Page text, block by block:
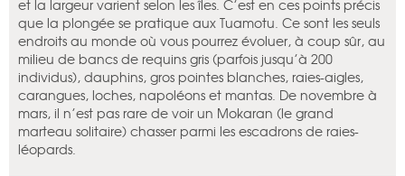
et la largeur varient selon les îles. C’est en ces points précis
que la plongée se pratique aux Tuamotu. Ce sont les seuls
endroits au monde où vous pourrez évoluer, à coup sûr, au
milieu de bancs de requins gris (parfois jusqu’à 200
individus), dauphins, gros pointes blanches, raies-aigles,
carangues, loches, napoléons et mantas. De novembre à
mars, il n’est pas rare de voir un Mokaran (le grand
marteau solitaire) chasser parmi les escadrons de raies-
léopards.